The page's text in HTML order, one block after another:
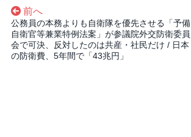
前へ
公務員の本務よりも自衛隊を優先させる「予備
自衛官等兼業特例法案」が参議院外交防衛委員
会で可決、反対したのは共産・社民だけ / 日本
の防衛費、5年間で「43兆円」